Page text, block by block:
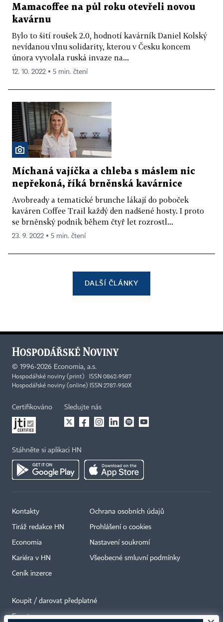
Mamacoffee na půl roku otevřeli novou
kavárnu
Bylo to šití roušek 2.0, hodnotí kavárník Daniel Kolský
nevídanou vlnu solidarity, kterou v Česku koncem
února vyvolala ruská invaze na...
12. 10. 2022 ▪ 5 min. čtení
Míchaná vajíčka a chleba s máslem nic
nepřekoná, říká brněnská kavárnice
Avobready a tematické brunche lákají do poboček
kaváren Coffee Trail každý den nadšené hosty. I proto
se brněnský podnik během čtyř let rozrostl...
23. 9. 2022 ▪ 5 min. čtení
DALŠÍ ČLÁNKY
© 1996-2026 Economia, a.s.
Hospodářské noviny (print) ISSN 0862-9587
Hospodářské noviny (online) ISSN 2787-950X
Certifikováno Sledujte nás
Stáhněte si aplikaci HN
Kontakty
Tiráž redakce HN
Economia
Kariéra v HN
Ceník inzerce
Ochrana osobních údajů
Prohlášení o cookies
Nastavení soukromí
Všeobecné smluvní podmínky
Koupit / darovat předplatné
Eventy